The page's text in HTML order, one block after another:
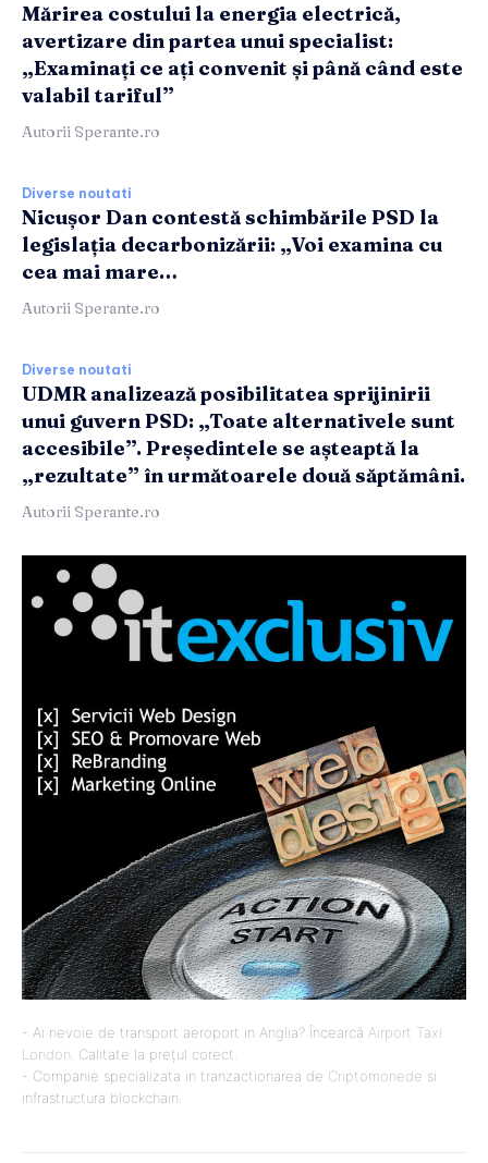
Mărirea costului la energia electrică,
avertizare din partea unui specialist:
„Examinați ce ați convenit și până când este
valabil tariful”
Autorii Sperante.ro
Diverse noutati
Nicușor Dan contestă schimbările PSD la
legislația decarbonizării: „Voi examina cu
cea mai mare…
Autorii Sperante.ro
Diverse noutati
UDMR analizează posibilitatea sprijinirii
unui guvern PSD: „Toate alternativele sunt
accesibile”. Președintele se așteaptă la
„rezultate” în următoarele două săptămâni.
Autorii Sperante.ro
- Ai nevoie de transport aeroport in Anglia? Încearcă Airport Taxi
London . Calitate la prețul corect.
- Companie specializata in tranzactionarea de Criptomonede si
infrastructura blockchain.